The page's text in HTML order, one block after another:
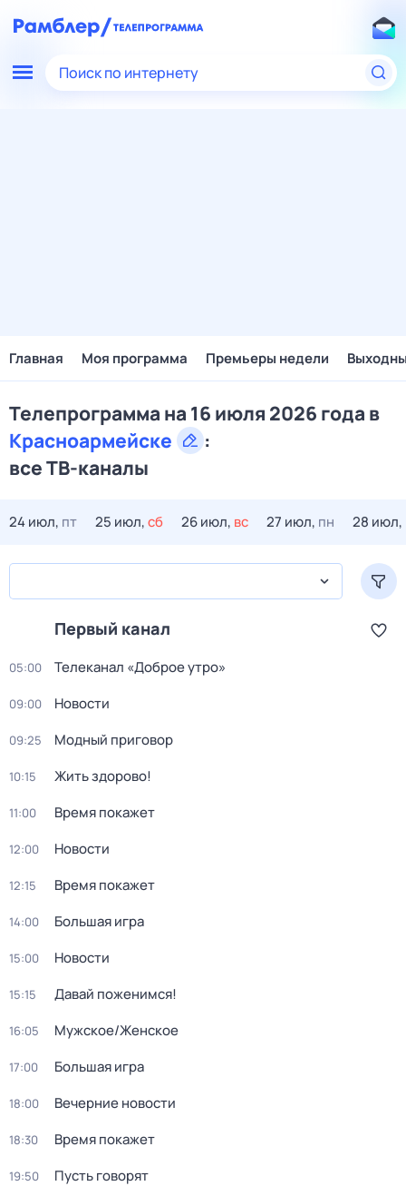
Поиск по интернету
Главная Моя программа Премьеры недели
Телепрограмма на 16 июля 2026 года в
Красноармейске
:
все ТВ-каналы
24 июл, пт 25 июл,сб 26 июл, вс 27 июл, пн 28 июл,
Первый канал
05:00 Телеканал «Доброе утро»
09:00 Новости
09:25 Модный приговор
10:15 Жить здорово!
11:00 Время покажет
12:00 Новости
12:15 Время покажет
14:00 Большая игра
15:00 Новости
15:15 Давай поженимся!
16:05 Мужское/Женское
17:00 Большая игра
18:00 Вечерние новости
18:30 Время покажет
19:50 Пусть говорят